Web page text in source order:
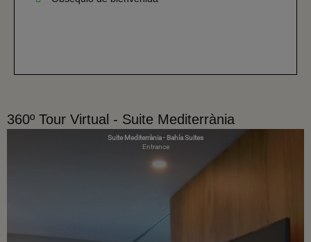
360º Tour Virtual - Suite Mediterrània